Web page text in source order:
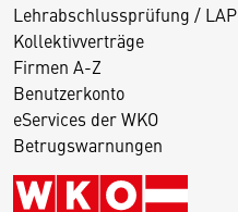
Lehrabschlussprüfung / LAP
Kollektivverträge
Firmen A-Z
Benutzerkonto
eServices der WKO
Betrugswarnungen